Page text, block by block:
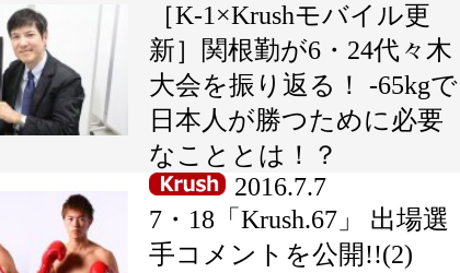
［K-1×Krushモバイル更
新］関根勤が6・24代々木
大会を振り返る！ -65kgで
日本人が勝つために必要
なこととは！？
2016.7.7
7・18「Krush.67」 出場選
手コメントを公開!!(2)